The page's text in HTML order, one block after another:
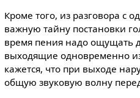
Кроме того, из разговора с
важную тайну постановки
время пения надо ощущать
выходящие одновременно
кажется, что при выходе
общую звуковую волну